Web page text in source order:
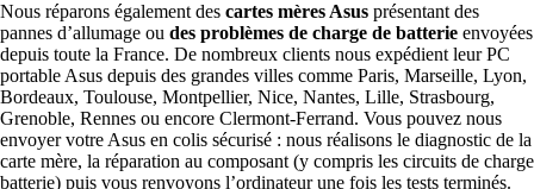
Nous réparons également des cartes mères Asus présentant des
pannes d’allumage ou des problèmes de charge de batterie envoyées
depuis toute la France. De nombreux clients nous expédient leur PC
portable Asus depuis des grandes villes comme Paris, Marseille, Lyon,
Bordeaux, Toulouse, Montpellier, Nice, Nantes, Lille, Strasbourg,
Grenoble, Rennes ou encore Clermont-Ferrand. Vous pouvez nous
envoyer votre Asus en colis sécurisé : nous réalisons le diagnostic de la
carte mère, la réparation au composant (y compris les circuits de charge
batterie) puis vous renvoyons l’ordinateur une fois les tests terminés.